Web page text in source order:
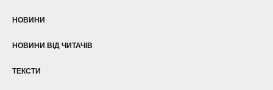
НОВИНИ
НОВИНИ ВІД ЧИТАЧІВ
ТЕКСТИ